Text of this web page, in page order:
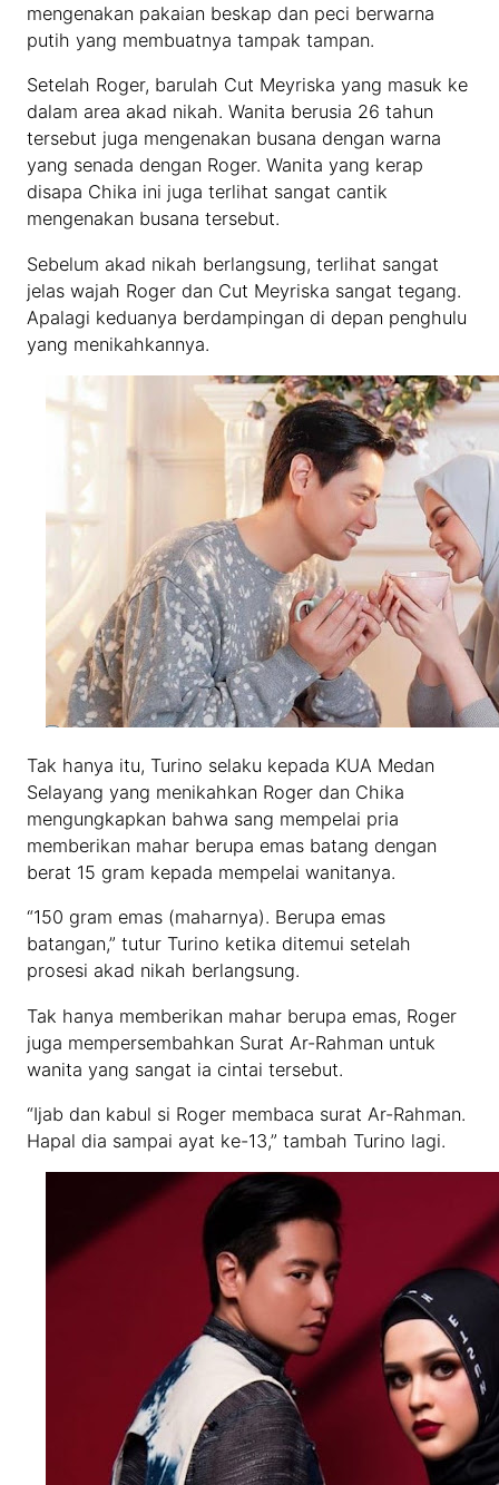
mengenakan pakaian beskap dan peci berwarna
putih yang membuatnya tampak tampan.
Setelah Roger, barulah Cut Meyriska yang masuk ke
dalam area akad nikah. Wanita berusia 26 tahun
tersebut juga mengenakan busana dengan warna
yang senada dengan Roger. Wanita yang kerap
disapa Chika ini juga terlihat sangat cantik
mengenakan busana tersebut.
Sebelum akad nikah berlangsung, terlihat sangat
jelas wajah Roger dan Cut Meyriska sangat tegang.
Apalagi keduanya berdampingan di depan penghulu
yang menikahkannya.
Tak hanya itu, Turino selaku kepada KUA Medan
Selayang yang menikahkan Roger dan Chika
mengungkapkan bahwa sang mempelai pria
memberikan mahar berupa emas batang dengan
berat 15 gram kepada mempelai wanitanya.
“150 gram emas (maharnya). Berupa emas
batangan,” tutur Turino ketika ditemui setelah
prosesi akad nikah berlangsung.
Tak hanya memberikan mahar berupa emas, Roger
juga mempersembahkan Surat Ar-Rahman untuk
wanita yang sangat ia cintai tersebut.
“Ijab dan kabul si Roger membaca surat Ar-Rahman.
Hapal dia sampai ayat ke-13,” tambah Turino lagi.